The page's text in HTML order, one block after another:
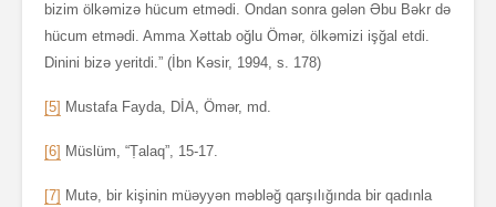
bizim ölkəmizə hücum etmədi. Ondan sonra gələn Əbu Bəkr də
hücum etmədi. Amma Xəttab oğlu Ömər, ölkəmizi işğal etdi.
Dinini bizə yeritdi.” (İbn Kəsir, 1994, s. 178)
[5] Mustafa Fayda, DİA, Ömər, md.
[6] Müslüm, “Ṭalaq”, 15-17.
[7] Mutə, bir kişinin müəyyən məbləğ qarşılığında bir qadınla